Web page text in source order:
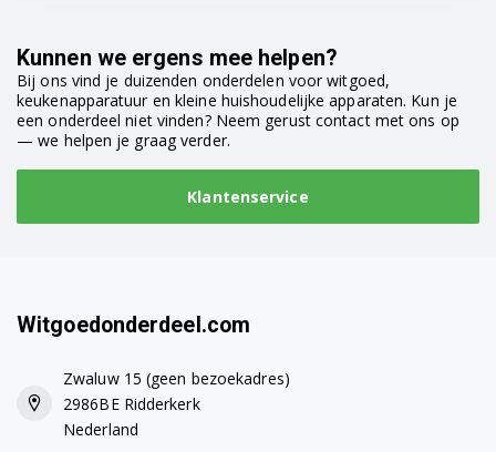
S41M50N1EU01
S41M50N1EU25
S41M53N0EU/04
Kunnen we ergens mee helpen?
Bij ons vind je duizenden onderdelen voor witgoed,
keukenapparatuur en kleine huishoudelijke apparaten. Kun je
een onderdeel niet vinden? Neem gerust contact met ons op
— we helpen je graag verder.
Klantenservice
Witgoedonderdeel.com
Zwaluw 15 (geen bezoekadres)
2986BE Ridderkerk
Nederland